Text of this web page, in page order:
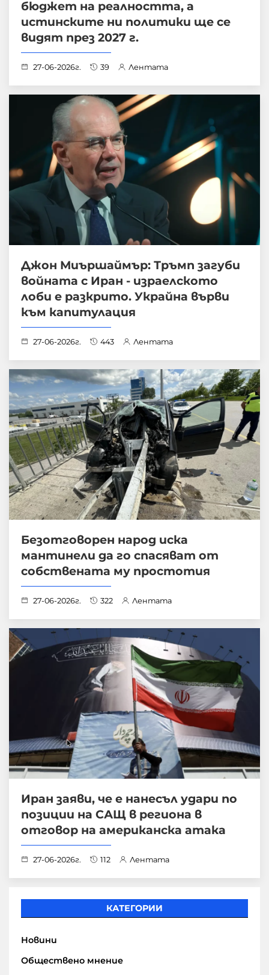
бюджет на реалността, а
истинските ни политики ще се
видят през 2027 г.
27-06-2026г. 39 Лентата
Джон Миършаймър: Тръмп загуби
войната с Иран - израелското
лоби е разкрито. Украйна върви
към капитулация
27-06-2026г. 443 Лентата
Безотговорен народ иска
мантинели да го спасяват от
собствената му простотия
27-06-2026г. 322 Лентата
Иран заяви, че е нанесъл удари по
позиции на САЩ в региона в
отговор на американска атака
27-06-2026г. 112 Лентата
КАТЕГОРИИ
Новини
Обществено мнение